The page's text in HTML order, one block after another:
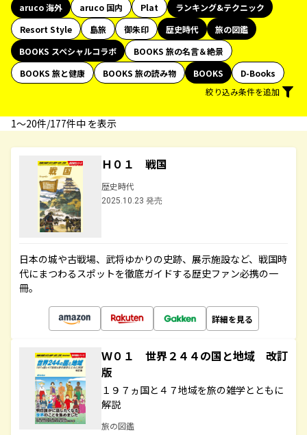
aruco 海外
aruco 国内 Plat
ランキング&テクニック
Resort Style
島旅 御朱印 歴史時代
旅の図鑑
BOOKS スペシャルコラボ
BOOKS 旅の名言＆絶景
BOOKS 旅と健康
BOOKS 旅の読み物 BOOKS
D-Books
絞り込み条件を追加
1〜20件/177件中 を表示
Ｈ０１ 戦国
歴史時代
2025.10.23 発売
日本の城や古戦場、武将ゆかりの史跡、展示施設など、戦国時
代にまつわるスポットを徹底ガイドする歴史ファン必携の一
冊。
詳細を見る
Ｗ０１ 世界２４４の国と地域 改訂
版
１９７ヵ国と４７地域を旅の雑学とともに
解説
旅の図鑑